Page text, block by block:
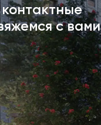
с вами